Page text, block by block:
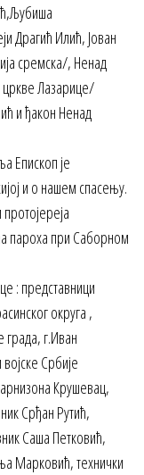
Драгић Илић, Јован
сремска/, Ненад
Лазарице/
и ђакон Ненад
Епископ је
и о нашем спасењу.
пароха при Саборном
: представници
округа ,
града, г.Иван
Србије
Крушевац,
Срђан Рутић,
Саша Петковић,
Марковић, технички